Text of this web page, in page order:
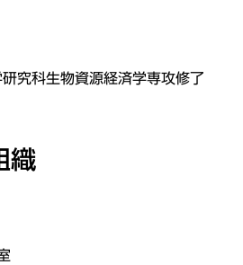
究科生物資源経済学専攻修了
織